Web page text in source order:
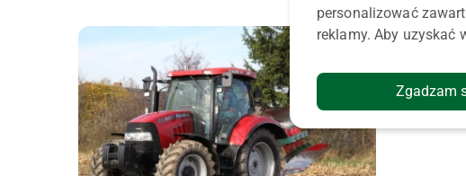
personalizować
reklamy. Aby uzyskać
Zgadzam